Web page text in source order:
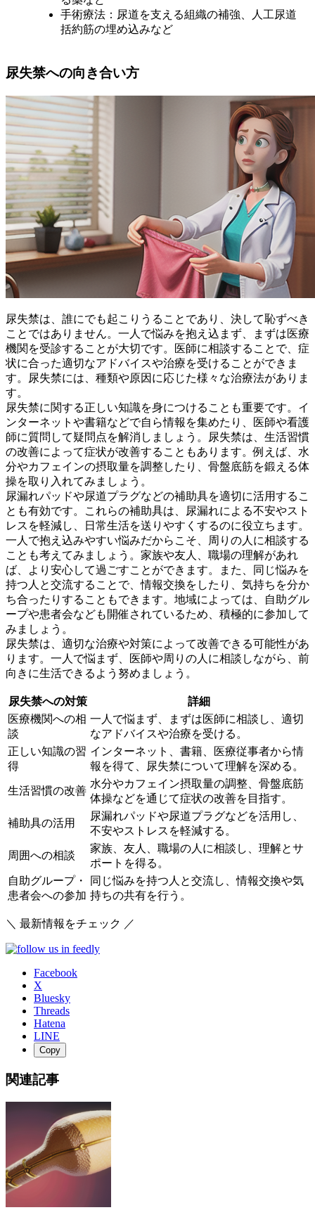
手術療法：尿道を支える組織の補強、人工尿道
括約筋の埋め込みなど
尿失禁への向き合い方
尿失禁は、誰にでも起こりうることであり、決して恥ずべき
ことではありません。一人で悩みを抱え込まず、まずは医療
機関を受診することが大切です。医師に相談することで、症
状に合った適切なアドバイスや治療を受けることができま
す。尿失禁には、種類や原因に応じた様々な治療法がありま
す。
尿失禁に関する正しい知識を身につけることも重要です。イ
ンターネットや書籍などで自ら情報を集めたり、医師や看護
師に質問して疑問点を解消しましょう。尿失禁は、生活習慣
の改善によって症状が改善することもあります。例えば、水
分やカフェインの摂取量を調整したり、骨盤底筋を鍛える体
操を取り入れてみましょう。
尿漏れパッドや尿道プラグなどの補助具を適切に活用するこ
とも有効です。これらの補助具は、尿漏れによる不安やスト
レスを軽減し、日常生活を送りやすくするのに役立ちます。
一人で抱え込みやすい悩みだからこそ、周りの人に相談する
ことも考えてみましょう。家族や友人、職場の理解があれ
ば、より安心して過ごすことができます。また、同じ悩みを
持つ人と交流することで、情報交換をしたり、気持ちを分か
ち合ったりすることもできます。地域によっては、自助グル
ープや患者会なども開催されているため、積極的に参加して
みましょう。
尿失禁は、適切な治療や対策によって改善できる可能性があ
ります。 一人で悩まず、医師や周りの人に相談しながら、前
向きに生活できるよう努めましょう。
尿失禁への対策
詳細
医療機関への相
談
一人で悩まず、まずは医師に相談し、適切
なアドバイスや治療を受ける。
正しい知識の習
得
インターネット、書籍、医療従事者から情
報を得て、尿失禁について理解を深める。
生活習慣の改善
水分やカフェイン摂取量の調整、骨盤底筋
体操などを通じて症状の改善を目指す。
補助具の活用
尿漏れパッドや尿道プラグなどを活用し、
不安やストレスを軽減する。
周囲への相談
家族、友人、職場の人に相談し、理解とサ
ポートを得る。
自助グループ・
患者会への参加
同じ悩みを持つ人と交流し、情報交換や気
持ちの共有を行う。
＼ 最新情報をチェック ／
Facebook
X
Bluesky
Threads
Hatena
LINE
Copy
関連記事